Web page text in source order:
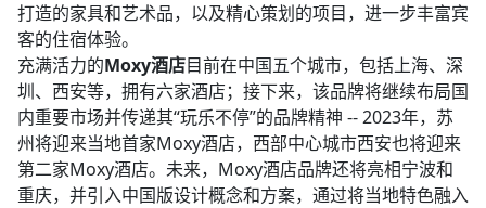
打造的家具和艺术品，以及精心策划的项目，进一步丰富宾
客的住宿体验。​
充满活力的Moxy酒店目前在中国五个城市，包括上海、深
圳、西安等，拥有六家酒店；接下来，该品牌将继续布局国
内重要市场并传递其“玩乐不停”的品牌精神 -- 2023年，苏
州将迎来当地首家Moxy酒店，西部中心城市西安也将迎来
第二家Moxy酒店。未来，Moxy酒店品牌还将亮相宁波和
重庆，并引入中国版设计概念和方案，通过将当地特色融入